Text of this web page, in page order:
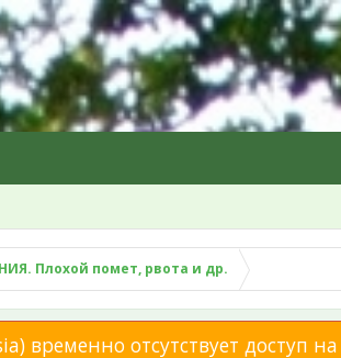
Плохой помет, рвота и др.
временно отсутствует доступ